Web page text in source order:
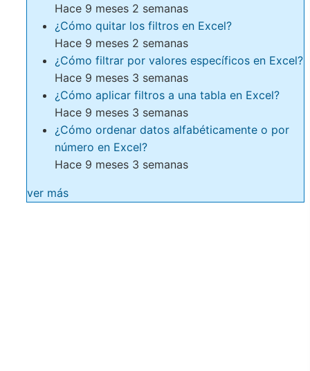
Hace 9 meses 2 semanas
¿Cómo quitar los filtros en Excel?
Hace 9 meses 2 semanas
¿Cómo filtrar por valores específicos en Excel?
Hace 9 meses 3 semanas
¿Cómo aplicar filtros a una tabla en Excel?
Hace 9 meses 3 semanas
¿Cómo ordenar datos alfabéticamente o por
número en Excel?
Hace 9 meses 3 semanas
ver más